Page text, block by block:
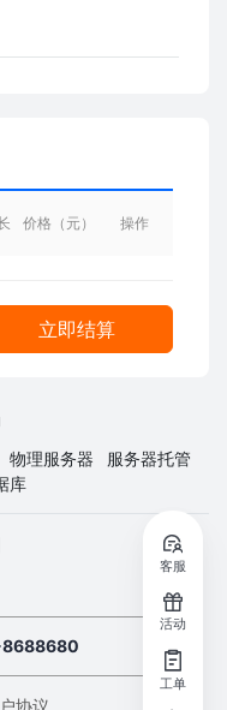
价格（元） 操作
立即结算
物理服务器
服务器托管
库
协议
客服
活动
工单